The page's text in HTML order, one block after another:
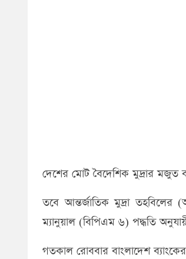
দেশের মোট বৈদেশিক মুদ্রার মজুত
তবে আন্তর্জাতিক মুদ্রা তহবিলের
ম্যানুয়াল (বিপিএম ৬) পদ্ধতি
গতকাল রোববার বাংলাদেশ